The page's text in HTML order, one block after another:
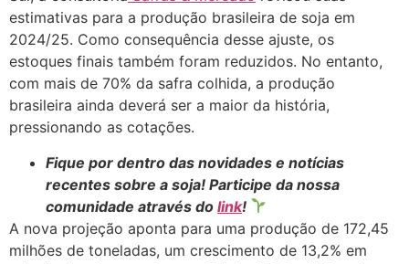
estimativas para a produção brasileira de soja em
2024/25. Como consequência desse ajuste, os
estoques finais também foram reduzidos. No entanto,
com mais de 70% da safra colhida, a produção
brasileira ainda deverá ser a maior da história,
pressionando as cotações.
Fique por dentro das novidades e notícias
recentes sobre a soja! Participe da nossa
comunidade através do link!
A nova projeção aponta para uma produção de 172,45
milhões de toneladas, um crescimento de 13,2% em